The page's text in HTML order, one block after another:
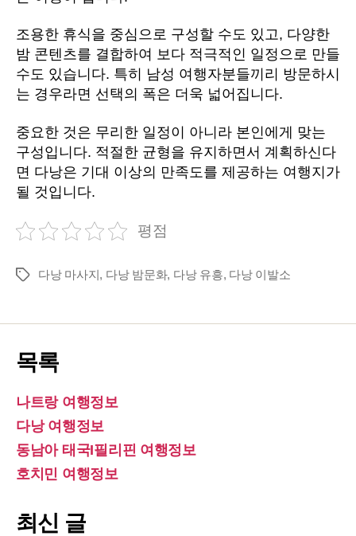
조용한 휴식을 중심으로 구성할 수도 있고, 다양한
밤 콘텐츠를 결합하여 보다 적극적인 일정으로 만들
수도 있습니다. 특히 남성 여행자분들끼리 방문하시
는 경우라면 선택의 폭은 더욱 넓어집니다.
중요한 것은 무리한 일정이 아니라 본인에게 맞는
구성입니다. 적절한 균형을 유지하면서 계획하신다
면 다낭은 기대 이상의 만족도를 제공하는 여행지가
될 것입니다.
평점
Tags 다낭 마사지 , 다낭 밤문화, 다낭 유흥, 다낭 이발소
목록
나트랑 여행정보
다낭 여행정보
동남아 태국I필리핀 여행정보
호치민 여행정보
최신 글